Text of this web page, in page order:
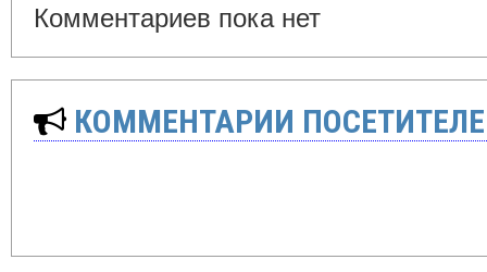
Комментариев пока нет
КОММЕНТАРИИ